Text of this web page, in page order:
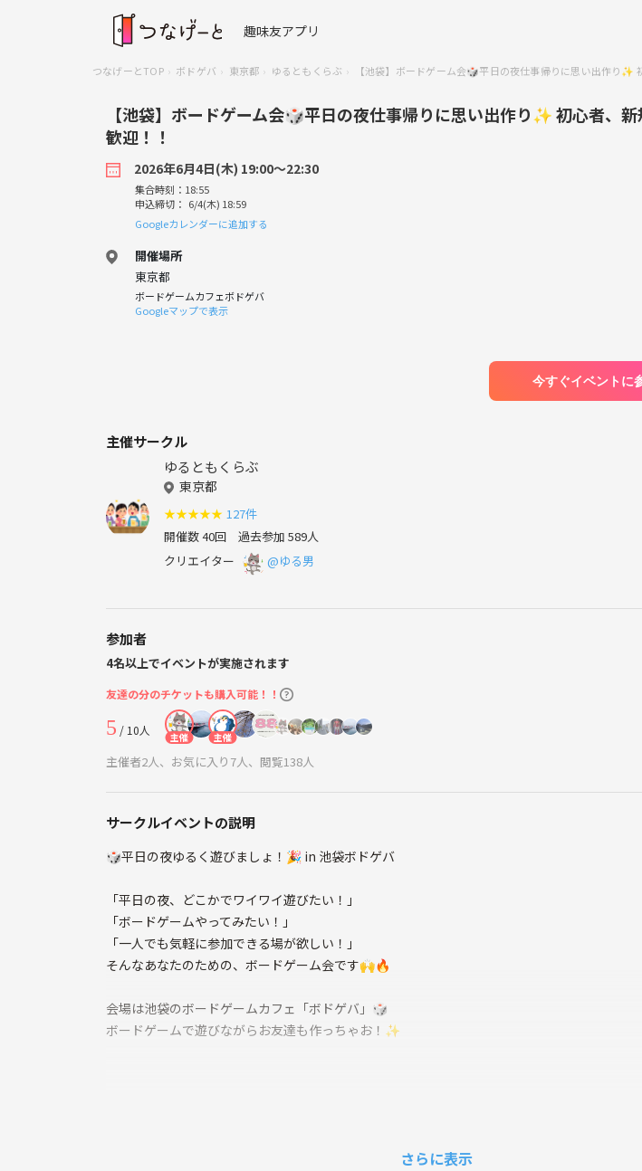
趣味友アプリ
つなげーとTOP ボドゲバ 東京都 ゆるともくらぶ 【池袋】ボードゲーム会🎲平日の夜仕事帰りに思い出作り✨
【池袋】ボードゲーム会🎲平日の夜仕事帰りに思い出作り✨ 初心者、新
歓迎！！
2026年6月4日(木) 19:00〜22:30
集合時刻：18:55
申込締切： 6/4(木) 18:59
Googleカレンダーに追加する
開催場所
東京都
ボードゲームカフェボドゲバ
Googleマップで表示
今すぐイベントに
主催サークル
ゆるともくらぶ
東京都
★★★★★ 127件
開催数 40回 過去参加 589人
クリエイター
@ゆる男
参加者
4名以上でイベントが実施されます
友達の分のチケットも購入可能！！
5 / 10人 主催 主催
主催者2人、お気に入り7人、閲覧138人
サークルイベントの説明
🎲平日の夜ゆるく遊びましょ！🎉 in 池袋ボドゲバ
「平日の夜、どこかでワイワイ遊びたい！」
「ボードゲームやってみたい！」
「一人でも気軽に参加できる場が欲しい！」
そんなあなたのための、ボードゲーム会です🙌🔥
会場は池袋のボードゲームカフェ「ボドゲバ」🎲
ボードゲームで遊びながらお友達も作っちゃお！✨
さらに表示